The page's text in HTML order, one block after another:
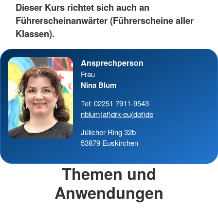
Dieser Kurs richtet sich auch an
Führerscheinanwärter (Führerscheine aller
Klassen).
Ansprechperson
Frau
Nina Blum
Tel: 02251 7911-9543
nblum(at)drk-eu(dot)de
Jülicher Ring 32b
53879 Euskirchen
Themen und
Anwendungen